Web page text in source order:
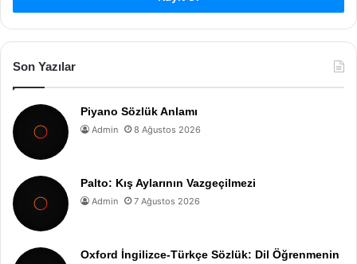
Son Yazılar
Piyano Sözlük Anlamı
Admin 8 Ağustos 2026
Palto: Kış Aylarının Vazgeçilmezi
Admin 7 Ağustos 2026
Oxford İngilizce-Türkçe Sözlük: Dil Öğrenmenin